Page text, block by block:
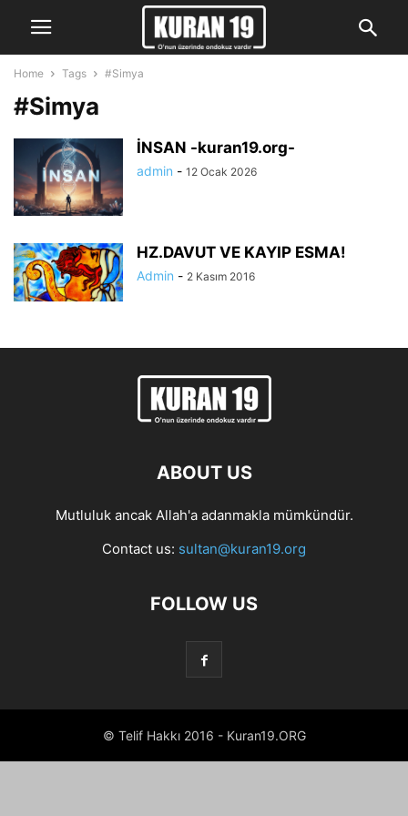
Home Tags #Simya
#Simya
İNSAN -kuran19.org-
admin - 12 Ocak 2026
HZ.DAVUT VE KAYIP ESMA!
Admin - 2 Kasım 2016
ABOUT US
Mutluluk ancak Allah'a adanmakla mümkündür.
Contact us: sultan@kuran19.org
FOLLOW US
© Telif Hakkı 2016 - Kuran19.ORG